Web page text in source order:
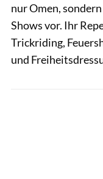
nur Omen,
Shows vor. Ihr
Trickriding,
und